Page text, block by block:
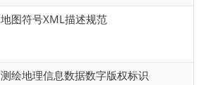
地图符号XML描述规范
测绘地理信息数据数字版权标识